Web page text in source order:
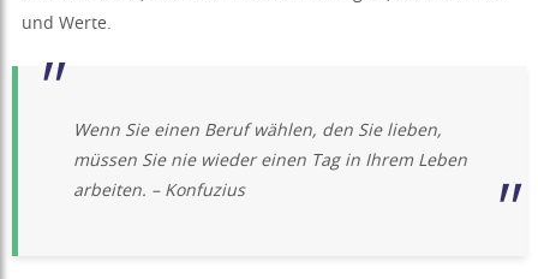
und Werte.
Wenn Sie einen Beruf wählen, den Sie lieben,
müssen Sie nie wieder einen Tag in Ihrem Leben
arbeiten. – Konfuzius